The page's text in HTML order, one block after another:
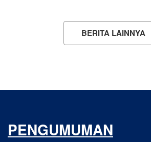
BERITA LAINNYA
PENGUMUMAN